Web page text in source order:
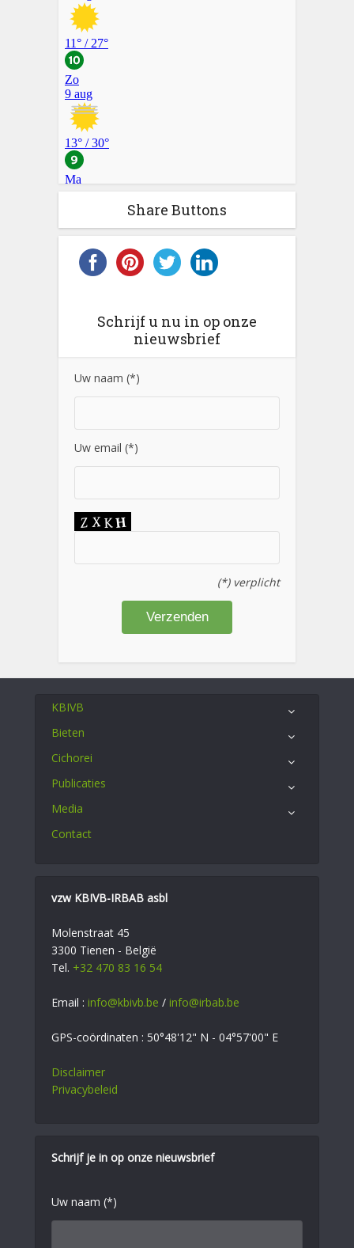
Share Buttons
Schrijf u nu in op onze
nieuwsbrief
Uw naam (*)
Uw email (*)
(*) verplicht
KBIVB
Bieten
Cichorei
Publicaties
Media
Contact
vzw KBIVB-IRBAB asbl
Molenstraat 45
3300 Tienen - België
Tel. +32 470 83 16 54
Email : info@kbivb.be / info@irbab.be
GPS-coördinaten : 50°48'12" N - 04°57'00" E
Disclaimer
Privacybeleid
Schrijf je in op onze nieuwsbrief
Uw naam (*)